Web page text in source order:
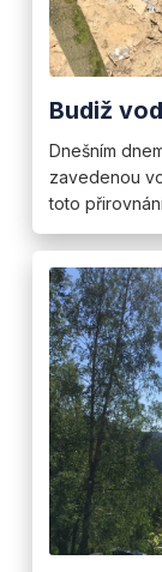
Budiž
Dnešním
zavedenou
toto